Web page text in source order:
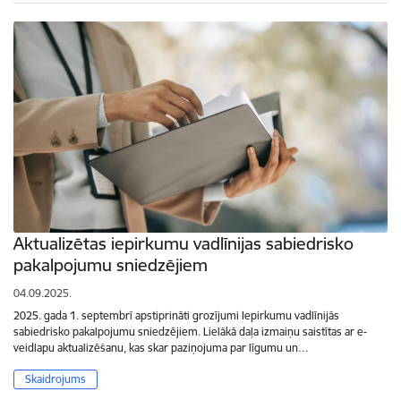
Aktualizētas iepirkumu vadlīnijas sabiedrisko
pakalpojumu sniedzējiem
04.09.2025.
2025. gada 1. septembrī apstiprināti grozījumi Iepirkumu vadlīnijās
sabiedrisko pakalpojumu sniedzējiem. Lielākā daļa izmaiņu saistītas ar e-
veidlapu aktualizēšanu, kas skar paziņojuma par līgumu un…
Skaidrojums